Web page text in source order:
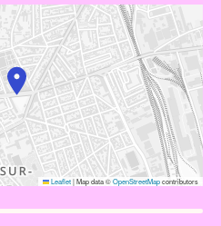
Leaflet|Map data ©OpenStreetMapcontributors